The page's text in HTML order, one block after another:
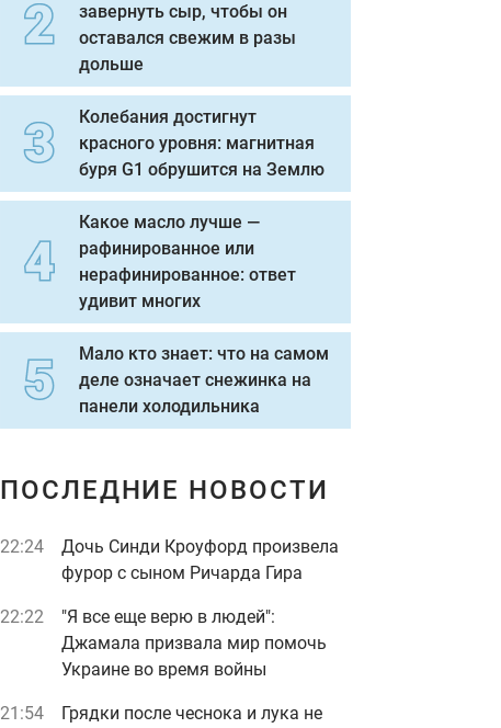
завернуть сыр, чтобы он
оставался свежим в разы
дольше
Колебания достигнут
красного уровня: магнитная
буря G1 обрушится на Землю
Какое масло лучше —
рафинированное или
нерафинированное: ответ
удивит многих
Мало кто знает: что на самом
деле означает снежинка на
панели холодильника
ПОСЛЕДНИЕ НОВОСТИ
22:24
Дочь Синди Кроуфорд произвела
фурор с сыном Ричарда Гира
22:22
"Я все еще верю в людей":
Джамала призвала мир помочь
Украине во время войны
21:54
Грядки после чеснока и лука не